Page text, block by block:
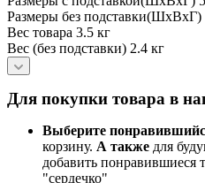
Размеры без
Вес товара 3.5 кг
Вес (без подставки) 2.4 кг
Для покупки товара в
Выберите
корзину. А также для
добавить понравившиеся
"сердечко"